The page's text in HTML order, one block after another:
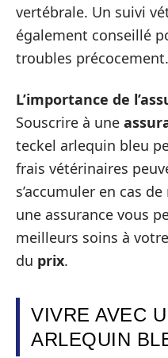
vertébrale. Un suivi
également conseillé
troubles précocement.
L’importance de
Souscrire à une
teckel arlequin bleu
frais vétérinaires
s’accumuler en cas
une assurance vous
meilleurs soins à
du prix.
VIVRE AVEC
ARLEQUIN